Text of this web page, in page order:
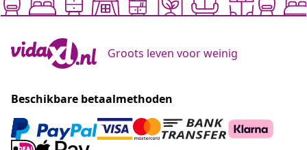
Groots leven voor weinig
Beschikbare betaalmethoden